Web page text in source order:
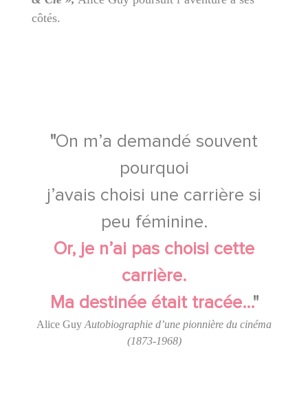
côtés.
"On m’a demandé souvent
pourquoi
j’avais choisi une carrière si
peu féminine.
Or, je n’ai pas choisi cette
carrière.
Ma destinée était tracée…"
Alice Guy Autobiographie d’une pionnière du cinéma
(1873-1968)